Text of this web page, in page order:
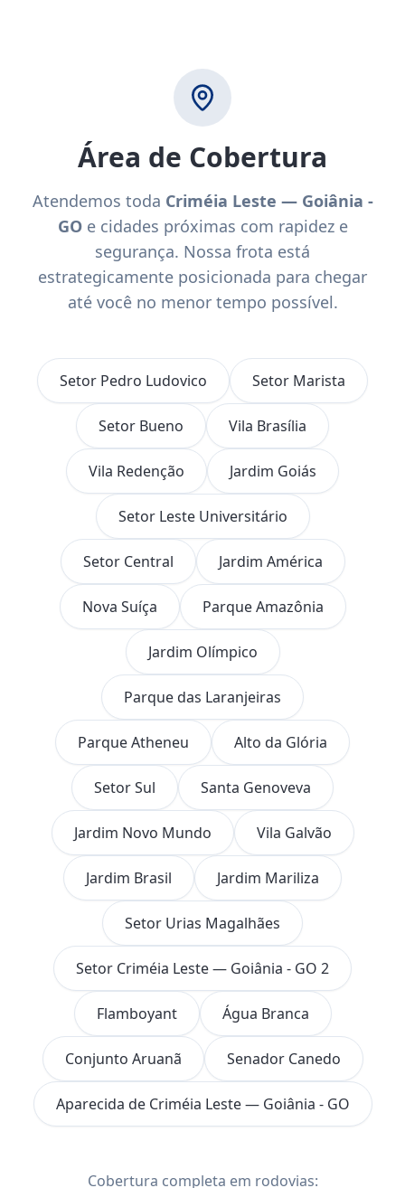
Área de Cobertura
Atendemos toda Criméia Leste — Goiânia -
GOe cidades próximas com rapidez e
segurança. Nossa frota está
estrategicamente posicionada para chegar
até você no menor tempo possível.
Setor Pedro Ludovico Setor Marista
Setor Bueno Vila Brasília
Vila Redenção Jardim Goiás
Setor Leste Universitário
Setor Central Jardim América
Nova Suíça Parque Amazônia
Jardim Olímpico
Parque das Laranjeiras
Parque Atheneu Alto da Glória
Setor Sul Santa Genoveva
Jardim Novo Mundo Vila Galvão
Jardim Brasil Jardim Mariliza
Setor Urias Magalhães
Setor Criméia Leste — Goiânia - GO 2
Flamboyant Água Branca
Conjunto Aruanã Senador Canedo
Aparecida de Criméia Leste — Goiânia - GO
Cobertura completa em rodovias: